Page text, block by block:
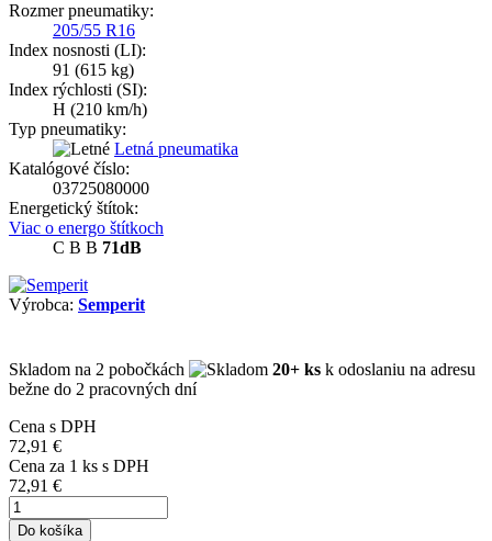
Rozmer pneumatiky:
205/55 R16
Index nosnosti (LI):
91 (615 kg)
Index rýchlosti (SI):
H (210 km/h)
Typ pneumatiky:
Letná pneumatika
Katalógové číslo:
03725080000
Energetický štítok:
Viac o energo štítkoch
C B B 71dB
Výrobca: Semperit
Skladom na 2 pobočkách 20+ ks k odoslaniu na adresu
bežne do 2 pracovných dní
Cena s DPH
72,91 €
Cena za 1 ks s DPH
72,91 €
Do košíka